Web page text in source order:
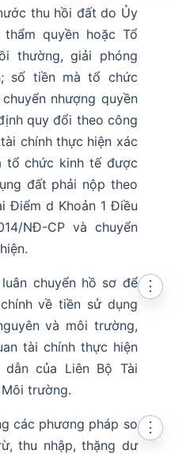
thu hồi đất do Ủy
quyền hoặc Tổ
thường, giải phóng
số tiền mà tổ chức
nhượng quyền
quy đổi theo công
chính thực hiện xác
tổ chức kinh tế được
đất phải nộp theo
Điểm d Khoản 1 Điều
NĐ-CP và chuyển
chuyển hồ sơ để
về tiền sử dụng
và môi trường,
tài chính thực hiện
của Liên Bộ Tài
trường.
⋮
các phương pháp so
thu nhập, thặng dư
⋮